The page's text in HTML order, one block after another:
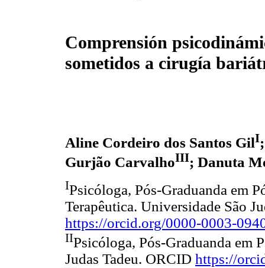
Comprensión
sometidos a cirugía
Aline Cordeiro dos Santos GilI
Gurjão CarvalhoIII; Danuta
IPsicóloga, Pós-Graduanda em
Terapêutica. Universidade São
https://orcid.org/0000-0003-
IIPsicóloga, Pós-Graduanda em
Judas Tadeu. ORCID https://